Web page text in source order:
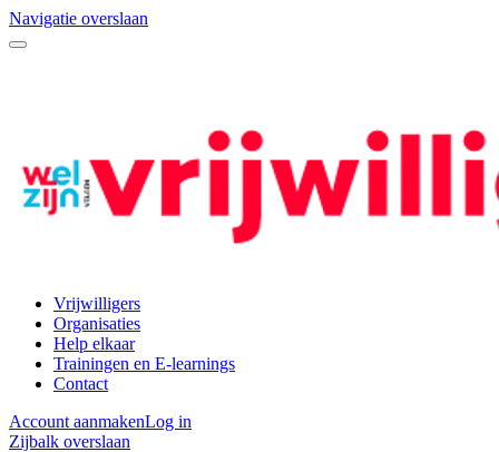
Navigatie overslaan
Vrijwilligers
Organisaties
Help elkaar
Trainingen en E-learnings
Contact
Account aanmakenLog in
Zijbalk overslaan